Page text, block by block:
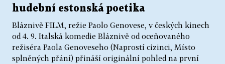
hudební estonská poetika
Bláznivě FILM, režie Paolo Genovese, v českých kinech
od 4. 9. Italská komedie Bláznivě od oceňovaného
režiséra Paola Genoveseho (Naprostí cizinci, Místo
splněných přání) přináší originální pohled na první